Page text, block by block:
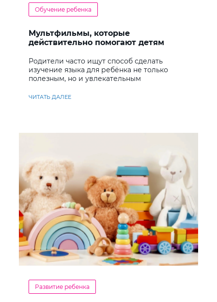
Обучение ребенка
Мультфильмы, которые
действительно помогают детям
Родители часто ищут способ сделать
изучение языка для ребёнка не только
полезным, но и увлекательным
ЧИТАТЬ ДАЛЕЕ
Развитие ребенка